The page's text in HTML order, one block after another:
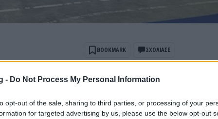
- Do Not Process My Personal Information
opt-out of the sale, sharing to third parties, or processing of your
for targeted advertising by us, please use the below opt-out
BOOKMARK ΣΧΟΛΙΑΣΕ
όταν αναζητάς ειδήσεις στην Google
ως προτιμώμενη πηγή
Google